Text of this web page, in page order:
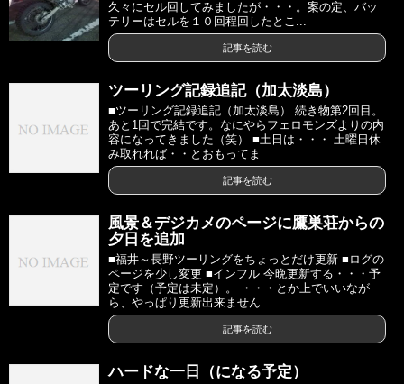
久々にセル回してみましたが・・・。案の定、バッ
テリーはセルを１０回程回したとこ...
記事を読む
ツーリング記録追記（加太淡島）
■ツーリング記録追記（加太淡島） 続き物第2回目。
あと1回で完結です。なにやらフェロモンズよりの内
容になってきました（笑） ■土日は・・・ 土曜日休
み取れれば・・とおもってま
記事を読む
風景＆デジカメのページに鷹巣荘からの
夕日を追加
■福井～長野ツーリングをちょっとだけ更新 ■ログの
ページを少し変更 ■インフル 今晩更新する・・・予
定です（予定は未定）。 ・・・とか上でいいなが
ら、やっぱり更新出来ません
記事を読む
ハードな一日（になる予定）